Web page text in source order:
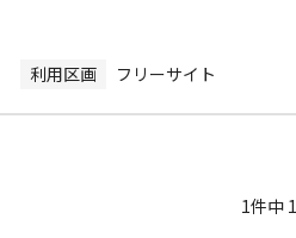
利用区画 フリーサイト
1件中 1